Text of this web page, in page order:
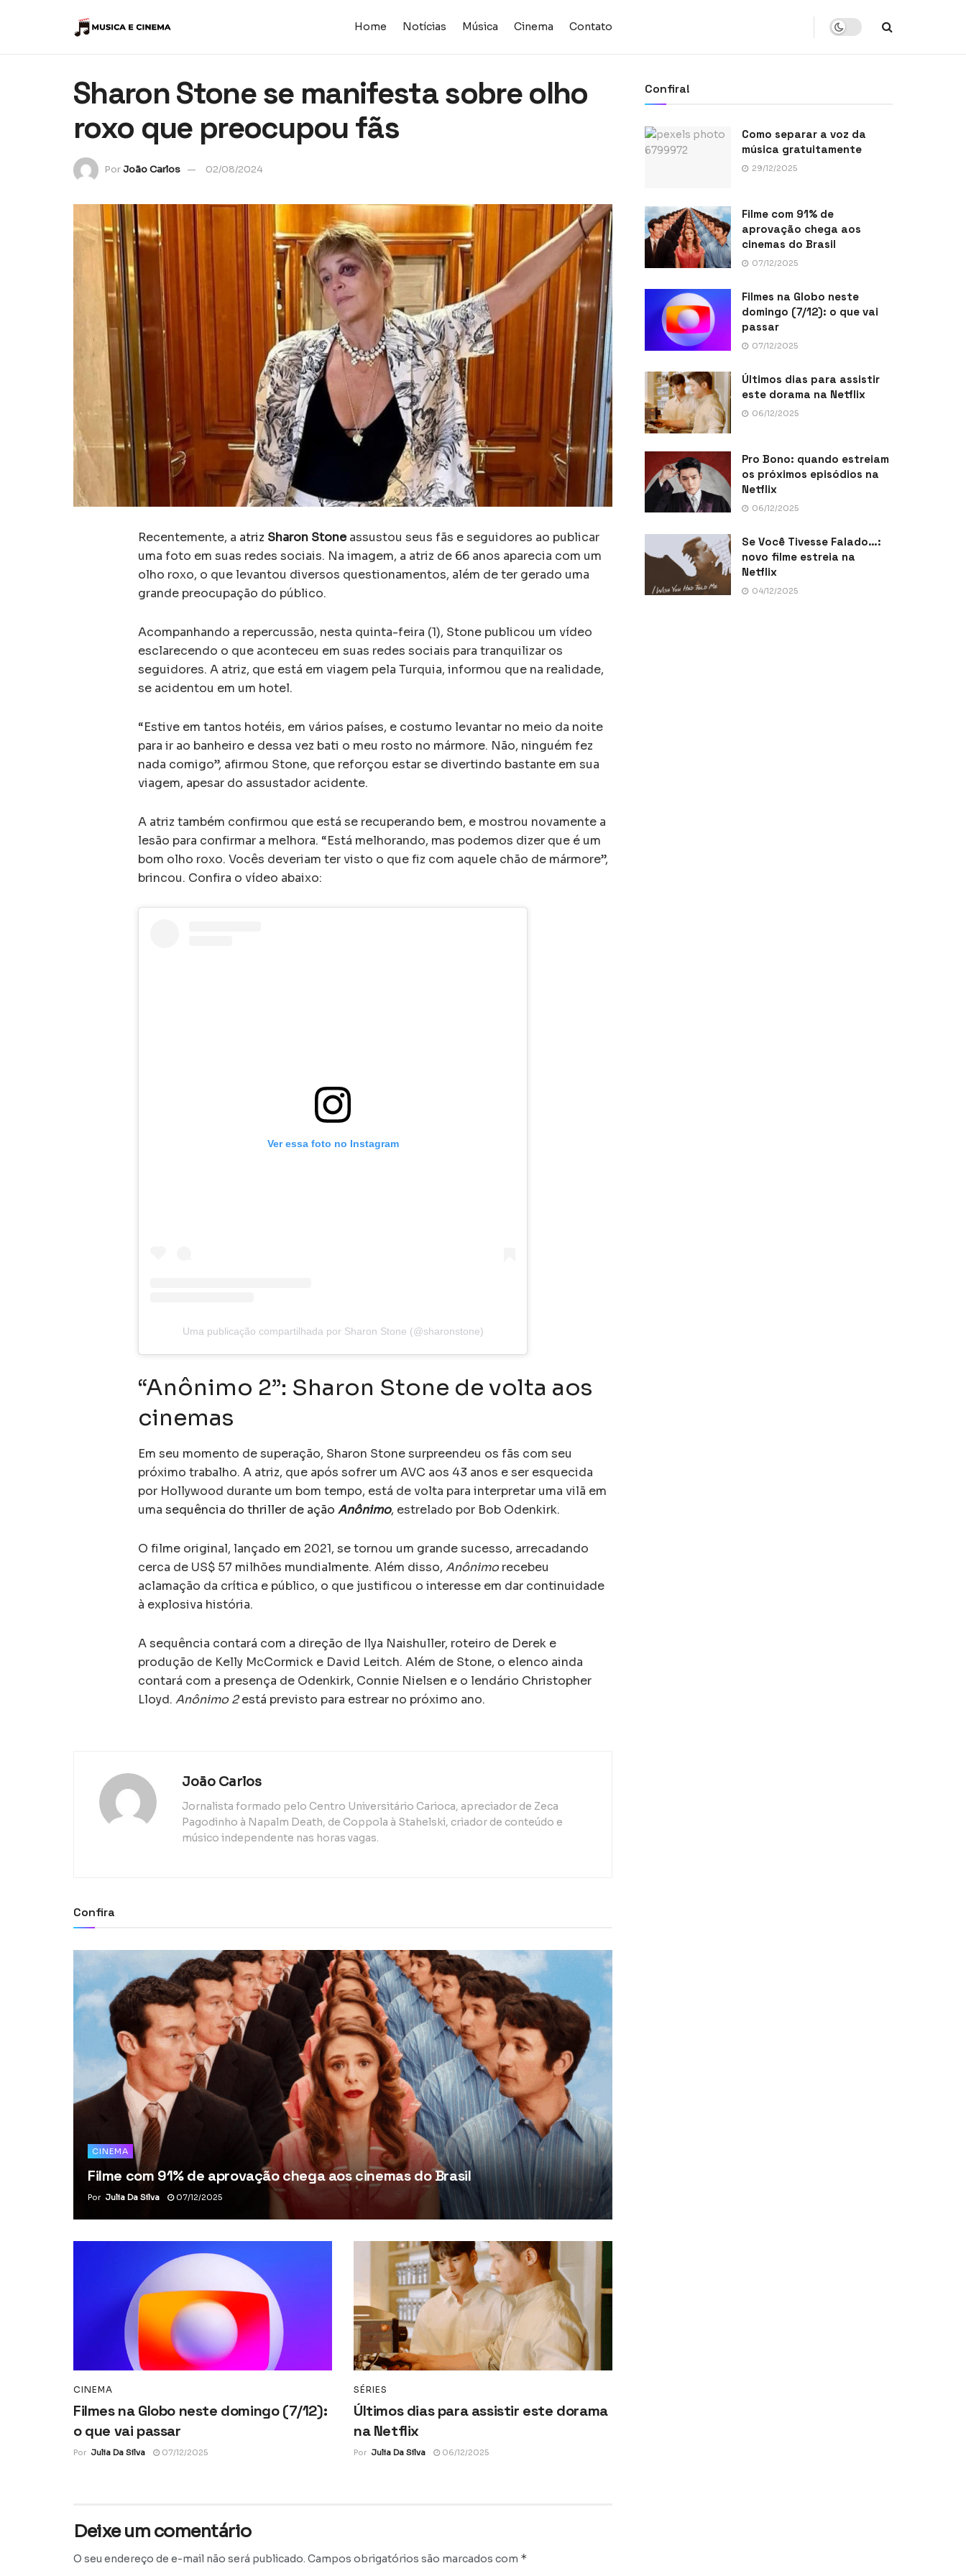
Home Notícias Música Cinema Contato
Sharon Stone se manifesta sobre olho
roxo que preocupou fãs
PorJoão Carlos 02/08/2024
Recentemente, a atriz Sharon Stoneassustou seus fãs e seguidores ao publicar
uma foto em suas redes sociais. Na imagem, a atriz de 66 anos aparecia com um
olho roxo, o que levantou diversos questionamentos, além de ter gerado uma
grande preocupação do público.
Acompanhando a repercussão, nesta quinta-feira (1), Stone publicou um vídeo
esclarecendo o que aconteceu em suas redes sociais para tranquilizar os
seguidores. A atriz, que está em viagem pela Turquia, informou que na realidade,
se acidentou em um hotel.
“Estive em tantos hotéis, em vários países, e costumo levantar no meio da noite
para ir ao banheiro e dessa vez bati o meu rosto no mármore. Não, ninguém fez
nada comigo”, afirmou Stone, que reforçou estar se divertindo bastante em sua
viagem, apesar do assustador acidente.
A atriz também confirmou que está se recuperando bem, e mostrou novamente a
lesão para confirmar a melhora. “Está melhorando, mas podemos dizer que é um
bom olho roxo. Vocês deveriam ter visto o que fiz com aquele chão de mármore”,
brincou. Confira o vídeo abaixo:
Ver essa foto no Instagram
Uma publicação compartilhada por Sharon Stone (@sharonstone)
“Anônimo 2”: Sharon Stone de volta aos
cinemas
Em seu momento de superação, Sharon Stone surpreendeu os fãs com seu
próximo trabalho. A atriz, que após sofrer um AVC aos 43 anos e ser esquecida
por Hollywood durante um bom tempo, está de volta para interpretar uma vilã em
uma sequência do thriller de ação Anônimo, estrelado por Bob Odenkirk.
O filme original, lançado em 2021, se tornou um grande sucesso, arrecadando
cerca de US$ 57 milhões mundialmente. Além disso, Anônimorecebeu
aclamação da crítica e público, o que justificou o interesse em dar continuidade
à explosiva história.
A sequência contará com a direção de Ilya Naishuller, roteiro de Derek e
produção de Kelly McCormick e David Leitch. Além de Stone, o elenco ainda
contará com a presença de Odenkirk, Connie Nielsen e o lendário Christopher
Lloyd. Anônimo 2está previsto para estrear no próximo ano.
João Carlos
Jornalista formado pelo Centro Universitário Carioca, apreciador de Zeca
Pagodinho à Napalm Death, de Coppola à Stahelski, criador de conteúdo e
músico independente nas horas vagas.
Confira
CINEMA
Filme com 91% de aprovação chega aos cinemas do Brasil
Por Julia Da Silva 07/12/2025
CINEMA
Filmes na Globo neste domingo (7/12):
o que vai passar
Por Julia Da Silva 07/12/2025
SÉRIES
Últimos dias para assistir este dorama
na Netflix
Por Julia Da Silva 06/12/2025
Deixe um comentário
O seu endereço de e-mail não será publicado. Campos obrigatórios são marcados com *
Confira!
Como separar a voz da
música gratuitamente
29/12/2025
Filme com 91% de
aprovação chega aos
cinemas do Brasil
07/12/2025
Filmes na Globo neste
domingo (7/12): o que vai
passar
07/12/2025
Últimos dias para assistir
este dorama na Netflix
06/12/2025
Pro Bono: quando estreiam
os próximos episódios na
Netflix
06/12/2025
Se Você Tivesse Falado…:
novo filme estreia na
Netflix
04/12/2025